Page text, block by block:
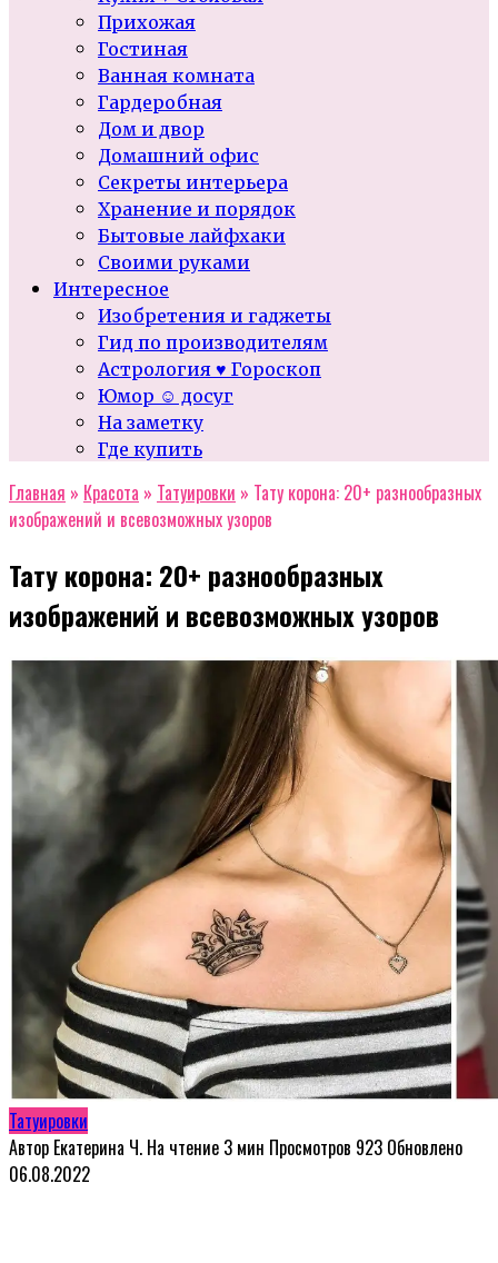
Прихожая
Гостиная
Ванная комната
Гардеробная
Дом и двор
Домашний офис
Секреты интерьера
Хранение и порядок
Бытовые лайфхаки
Своими руками
Интересное
Изобретения и гаджеты
Гид по производителям
Астрология ♥ Гороскоп
Юмор ☺ досуг
На заметку
Где купить
Главная » Красота » Татуировки » Тату корона: 20+ разнообразных
изображений и всевозможных узоров
Тату корона: 20+ разнообразных
изображений и всевозможных узоров
Татуировки
Автор Екатерина Ч. На чтение 3 мин Просмотров 923 Обновлено
06.08.2022